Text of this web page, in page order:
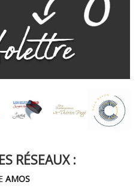
RÉSEAUX :
AMOS